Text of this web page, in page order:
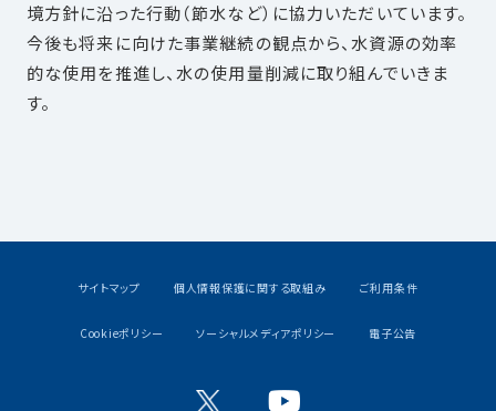
境方針に沿った行動（節水など）に協力いただいています。
今後も将来に向けた事業継続の観点から、水資源の効率
的な使用を推進し、水の使用量削減に取り組んでいきま
す。
サイトマップ 個人情報保護に関する取組み ご利用条件
Cookieポリシー ソーシャルメディアポリシー 電子公告